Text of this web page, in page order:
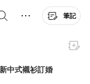
筆記
中式襯衫訂婚